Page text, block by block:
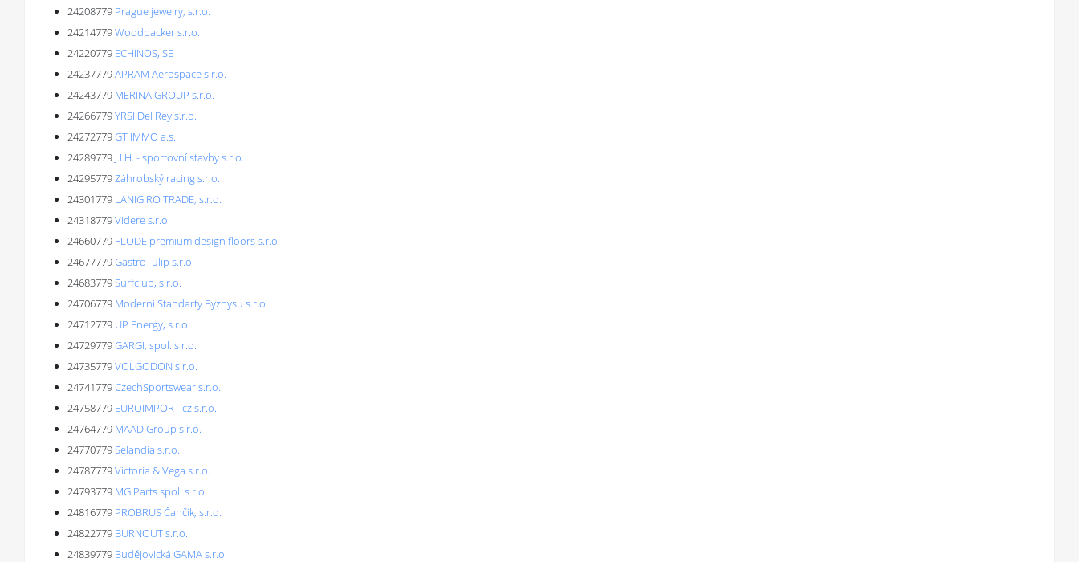
24208779 Prague jewelry, s.r.o.
24214779Woodpacker s.r.o.
24220779 ECHINOS, SE
24237779APRAM Aerospace s.r.o.
24243779 MERINA GROUP s.r.o.
24266779YRSI Del Rey s.r.o.
24272779GT IMMO a.s.
24289779 J.I.H. - sportovní stavby s.r.o.
24295779Záhrobský racing s.r.o.
24301779 LANIGIRO TRADE, s.r.o.
24318779Videre s.r.o.
24660779 FLODE premium design floors s.r.o.
24677779GastroTulip s.r.o.
24683779Surfclub, s.r.o.
24706779 Moderni Standarty Byznysu s.r.o.
24712779 UP Energy, s.r.o.
24729779GARGI, spol. s r.o.
24735779VOLGODON s.r.o.
24741779CzechSportswear s.r.o.
24758779 EUROIMPORT.cz s.r.o.
24764779 MAAD Group s.r.o.
24770779Selandia s.r.o.
24787779Victoria & Vega s.r.o.
24793779 MG Parts spol. s r.o.
24816779 PROBRUS Čančík, s.r.o.
24822779 BURNOUT s.r.o.
24839779 Budějovická GAMA s.r.o.